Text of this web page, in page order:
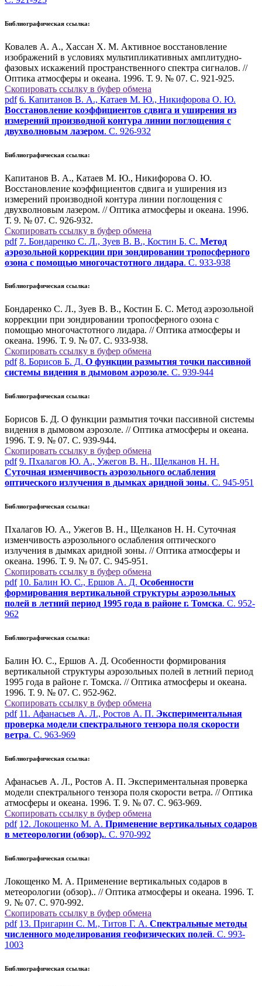
Библиографическая ссылка:
Ковалев А. А., Хассан Х. М. Активное восстановление
изображений в условиях мультипликативных амплитудно-
фазовых искажений пространственного спектра сигналов. //
Оптика атмосферы и океана. 1996. Т. 9. № 07. С. 921-925.
Скопировать ссылку в буфер обмена
pdf 6. Капитанов В. А., Катаев М. Ю., Никифорова О. Ю.
Восстановление коэффициентов сдвига и уширения из
измерений производной контура линии поглощения с
двухволновым лазером. С. 926-932
Библиографическая ссылка:
Капитанов В. А., Катаев М. Ю., Никифорова О. Ю.
Восстановление коэффициентов сдвига и уширения из
измерений производной контура линии поглощения с
двухволновым лазером. // Оптика атмосферы и океана. 1996.
Т. 9. № 07. С. 926-932.
Скопировать ссылку в буфер обмена
pdf 7. Бондаренко С. Л., Зуев В. В., Костин Б. С. Метод
аэрозольной коррекции при зондировании тропосферного
озона с помощью многочастотного лидара. С. 933-938
Библиографическая ссылка:
Бондаренко С. Л., Зуев В. В., Костин Б. С. Метод аэрозольной
коррекции при зондировании тропосферного озона с
помощью многочастотного лидара. // Оптика атмосферы и
океана. 1996. Т. 9. № 07. С. 933-938.
Скопировать ссылку в буфер обмена
pdf 8. Борисов Б. Д. О функции размытия точки пассивной
системы видения в дымовом аэрозоле. С. 939-944
Библиографическая ссылка:
Борисов Б. Д. О функции размытия точки пассивной системы
видения в дымовом аэрозоле. // Оптика атмосферы и океана.
1996. Т. 9. № 07. С. 939-944.
Скопировать ссылку в буфер обмена
pdf 9. Пхалагов Ю. А., Ужегов В. Н., Щелканов Н. Н.
Суточная изменчивость аэрозольного ослабления
оптического излучения в дымках аридной зоны. С. 945-951
Библиографическая ссылка:
Пхалагов Ю. А., Ужегов В. Н., Щелканов Н. Н. Суточная
изменчивость аэрозольного ослабления оптического
излучения в дымках аридной зоны. // Оптика атмосферы и
океана. 1996. Т. 9. № 07. С. 945-951.
Скопировать ссылку в буфер обмена
pdf 10. Балин Ю. С., Ершов А. Д. Особенности
формирования вертикальной структуры аэрозольных
полей в летний период 1995 года в районе г. Томска. С. 952-
962
Библиографическая ссылка:
Балин Ю. С., Ершов А. Д. Особенности формирования
вертикальной структуры аэрозольных полей в летний период
1995 года в районе г. Томска. // Оптика атмосферы и океана.
1996. Т. 9. № 07. С. 952-962.
Скопировать ссылку в буфер обмена
pdf 11. Афанасьев А. Л., Ростов А. П. Экспериментальная
проверка модели спектрального тензора поля скорости
ветра. С. 963-969
Библиографическая ссылка:
Афанасьев А. Л., Ростов А. П. Экспериментальная проверка
модели спектрального тензора поля скорости ветра. // Оптика
атмосферы и океана. 1996. Т. 9. № 07. С. 963-969.
Скопировать ссылку в буфер обмена
pdf 12. Локощенко М. А. Применение вертикальных содаров
в метеорологии (обзор).. С. 970-992
Библиографическая ссылка:
Локощенко М. А. Применение вертикальных содаров в
метеорологии (обзор).. // Оптика атмосферы и океана. 1996. Т.
9. № 07. С. 970-992.
Скопировать ссылку в буфер обмена
pdf 13. Пригарин С. М., Титов Г. А. Спектральные методы
численного моделирования геофизических полей. С. 993-
1003
Библиографическая ссылка: